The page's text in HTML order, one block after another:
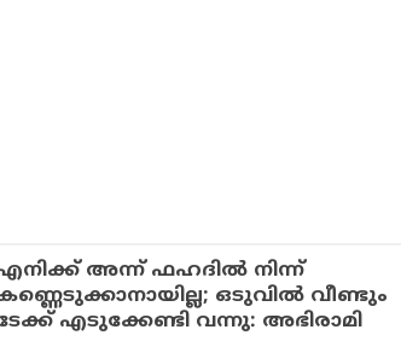
അന്ന് ഫഹദില്‍ നിന്ന്
ഒടുവില്‍ വീണ്ടും
എടുക്കേണ്ടി വന്നു: അഭിരാമി